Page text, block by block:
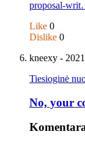
proposal-
Like 0
Dislike 0
kneexy -
Tiesioginė
No, your